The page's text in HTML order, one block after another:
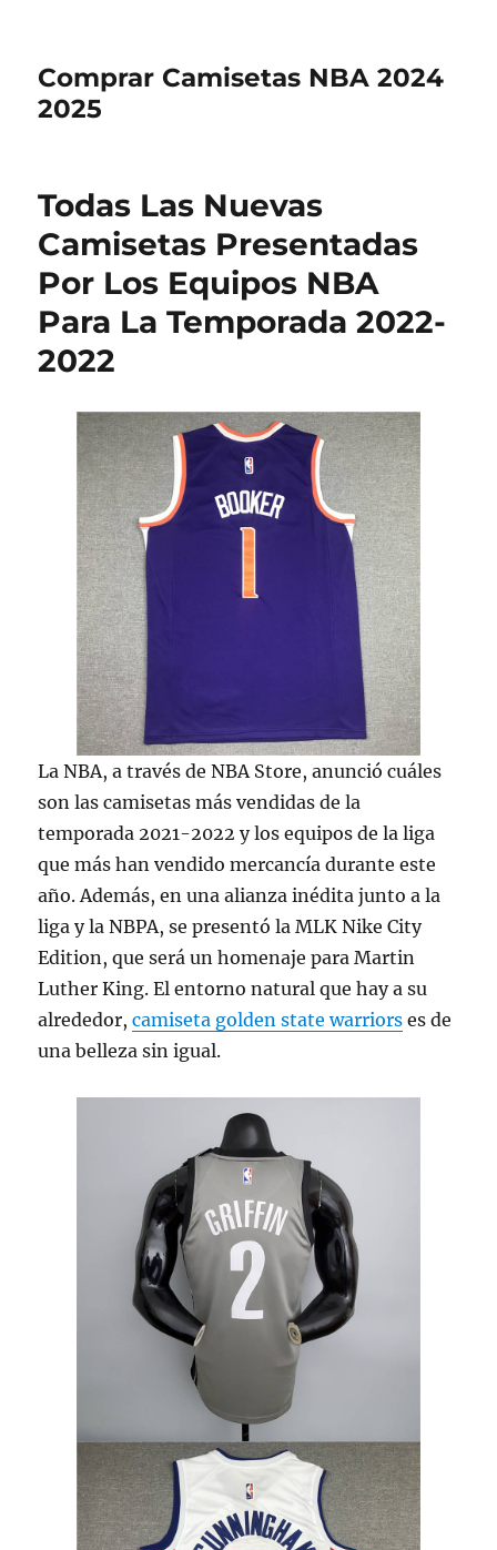
Comprar Camisetas NBA 2024
2025
Todas Las Nuevas
Camisetas Presentadas
Por Los Equipos NBA
Para La Temporada 2022-
2022
La NBA, a través de NBA Store, anunció cuáles
son las camisetas más vendidas de la
temporada 2021-2022 y los equipos de la liga
que más han vendido mercancía durante este
año. Además, en una alianza inédita junto a la
liga y la NBPA, se presentó la MLK Nike City
Edition, que será un homenaje para Martin
Luther King. El entorno natural que hay a su
alrededor,camiseta golden state warriors es de
una belleza sin igual.